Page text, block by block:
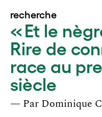
recherche
« Et le
Rire de
race au
siècle
— Par Dominique